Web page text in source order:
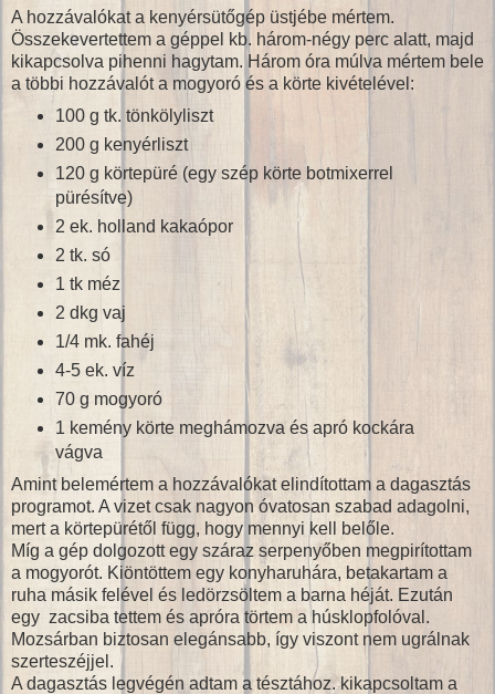
A hozzávalókat a kenyérsütőgép üstjébe mértem.
Összekevertettem a géppel kb. három-négy perc alatt, majd
kikapcsolva pihenni hagytam. Három óra múlva mértem bele
a többi hozzávalót a mogyoró és a körte kivételével:
100 g tk. tönkölyliszt
200 g kenyérliszt
120 g körtepüré (egy szép körte botmixerrel
pürésítve)
2 ek. holland kakaópor
2 tk. só
1 tk méz
2 dkg vaj
1/4 mk. fahéj
4-5 ek. víz
70 g mogyoró
1 kemény körte meghámozva és apró kockára
vágva
Amint belemértem a hozzávalókat elindítottam a dagasztás
programot. A vizet csak nagyon óvatosan szabad adagolni,
mert a körtepürétől függ, hogy mennyi kell belőle.
Míg a gép dolgozott egy száraz serpenyőben megpirítottam
a mogyorót. Kiöntöttem egy konyharuhára, betakartam a
ruha másik felével és ledörzsöltem a barna héját. Ezután
egy zacsiba tettem és apróra törtem a húsklopfolóval.
Mozsárban biztosan elegánsabb, így viszont nem ugrálnak
szerteszéjjel.
A dagasztás legvégén adtam a tésztához. kikapcsoltam a